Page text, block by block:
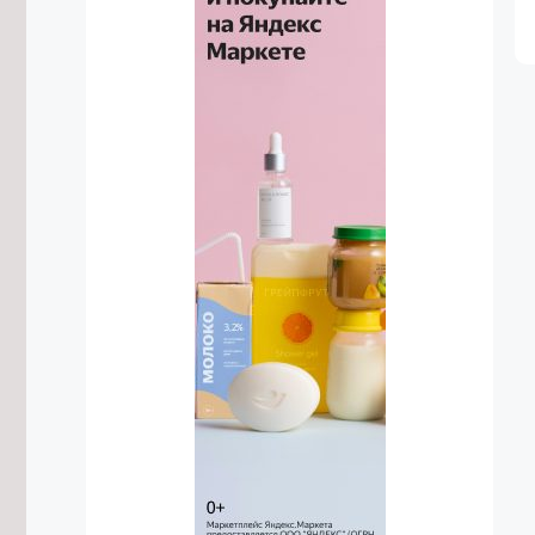
7/08/2026 в 17:18
Житель Жирекена получил условный
Высокий уровень заболеваемости
энтеровирусом сохраняется в
7/08/2026 в 16:29
Прокуратура потребовала
отремонтировать здание Дворца
спорта в Чите
7/08/2026 в 16:07
Улицу в Чите перекроют до 12
августа из-за аварийной ситуации
Подготовку к безопасному
проведению Единого дня